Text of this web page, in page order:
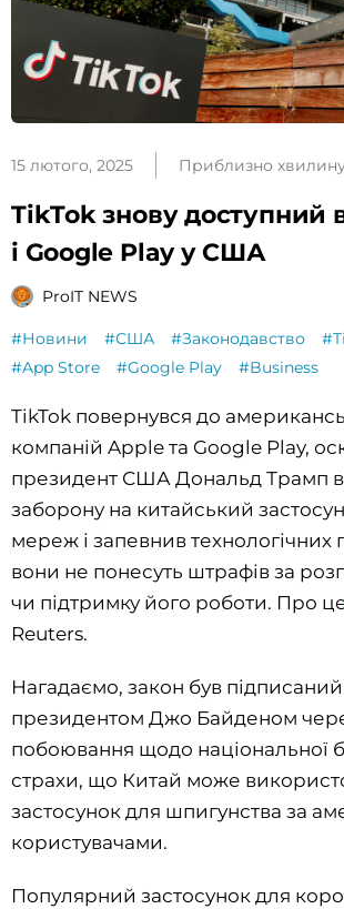
15 лютого, 2025 Приблизно
TikTok знову доступний
і Google Play у США
ProIT NEWS
#Новини #США #Законодавство
#App Store
#Google Play #Business
TikTok повернувся до
компаній Apple та Google Play,
президент США Дональд Трамп
заборону на китайський
мереж і запевнив технологічних
вони не понесуть штрафів за
чи підтримку його роботи. Про
Reuters.
Нагадаємо, закон був
президентом Джо Байденом
побоювання щодо національної
страхи, що Китай може
застосунок для шпигунства за
користувачами.
Популярний застосунок для